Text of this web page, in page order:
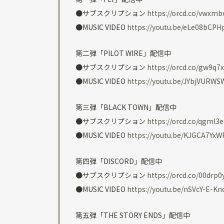
●サブスクリプション https://orcd.co/
●MUSIC VIDEO https://youtu.be/
第二弾「PILOT WIRE」配信中
●サブスクリプション https://orcd.co/
●MUSIC VIDEO https://youtu.be/
第三弾「BLACK TOWN」配信中
●サブスクリプション https://orcd.co/
●MUSIC VIDEO https://youtu.be/
第四弾「DISCORD」配信中
●サブスクリプション https://orcd.co/
●MUSIC VIDEO https://youtu.be/nSVcY-E-
第五弾「THE STORY ENDS」配信中